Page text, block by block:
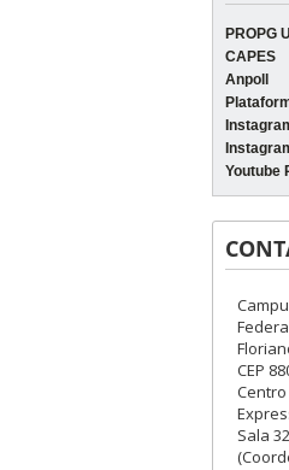
PROPG
CAPES
Anpoll
Youtube
CEP
Sala